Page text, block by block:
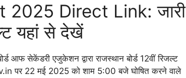
2025 Direct Link: जारी
यहां से देखें
आफ सेकेंडरी एजुकेशन द्वारा राजस्थान बोर्ड 12वीं रिजल्ट
पर 22 मई 2025 को शाम 5:00 बजे घोषित करने वाले